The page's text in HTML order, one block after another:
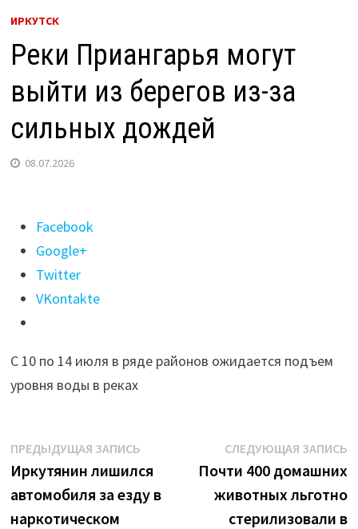
ИРКУТСК
Реки Приангарья могут
выйти из берегов из-за
сильных дождей
08.07.2026
Поделиться
"Реки
Приангарья
могут
выйти
берегов
из-
сильных
дождей"
Facebook
Google+
Twitter
VKontakte
С 10 по 14 июля в ряде районов ожидается подъем
уровня воды в реках
Навигация
по
записям
ПРЕДЫДУЩАЯ ЗАПИСЬПредыдущая
запись:
Иркутянин лишился
автомобиля за езду в
наркотическом
СЛЕДУЮЩАЯ ЗАПИСЬ
Почти 400 домашних
животных льготно
стерилизовали в